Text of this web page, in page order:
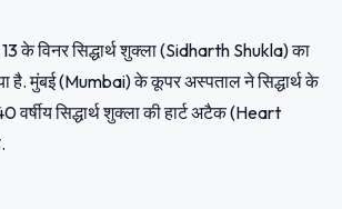
के विनर सिद्धार्थ शुक्ला (Sidharth Shukla) का
है. मुंबई (Mumbai) के कूपर अस्पताल ने सिद्धार्थ के
वर्षीय सिद्धार्थ शुक्ला की हार्ट अटैक (Heart